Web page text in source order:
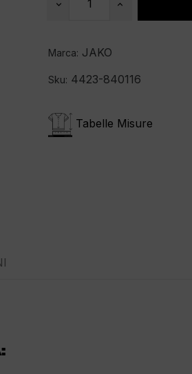
Marca: JAKO
Sku: 4423-840116
Tabelle Misure